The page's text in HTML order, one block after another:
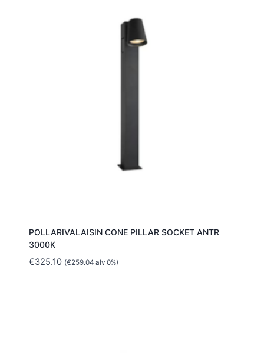
POLLARIVALAISIN CONE PILLAR SOCKET ANTR
3000K
€325.10 (€259.04alv 0%)